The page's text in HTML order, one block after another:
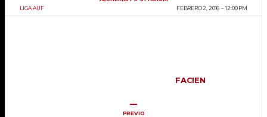
LIGA AUF
FEBRERO 2, 2016
12:00 PM
FACIEN
–
PREVIO